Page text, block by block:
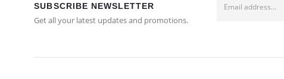
SUBSCRIBE NEWSLETTER
Get all your latest updates and promotions.